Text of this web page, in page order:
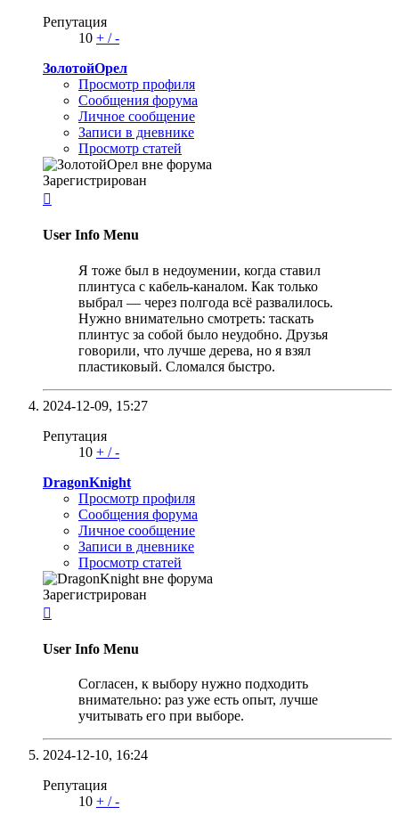
Репутация
10 + /-
ЗолотойОрел
Просмотр профиля
Сообщения форума
Личное сообщение
Записи в дневнике
Просмотр статей
Зарегистрирован

User Info Menu
Я тоже был в недоумении, когда ставил
плинтуса с кабель-каналом. Как только
выбрал — через полгода всё развалилось.
Нужно внимательно смотреть: таскать
плинтус за собой было неудобно. Друзья
говорили, что лучше дерева, но я взял
пластиковый. Сломался быстро.
2024-12-09, 15:27
Репутация
10 + /-
DragonKnight
Просмотр профиля
Сообщения форума
Личное сообщение
Записи в дневнике
Просмотр статей
Зарегистрирован

User Info Menu
Согласен, к выбору нужно подходить
внимательно: раз уже есть опыт, лучше
учитывать его при выборе.
2024-12-10, 16:24
Репутация
10 + /-